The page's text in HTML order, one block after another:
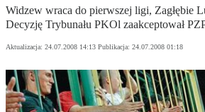
Widzew wraca do pierwszej ligi, Zagłębie
Decyzję Trybunału PKOl zaakceptował
Aktualizacja: 24.07.2008 14:13 Publikacja: 24.07.2008 01:18